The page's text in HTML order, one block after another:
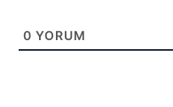
0 YORUM